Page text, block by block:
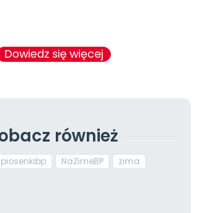
Dowiedz się więcej
również
NaZimeBP zima